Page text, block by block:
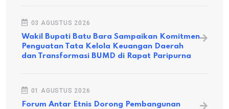
03 AGUSTUS 2026
Wakil Bupati Batu Bara Sampaikan Komitmen
Penguatan Tata Kelola Keuangan Daerah
dan Transformasi BUMD di Rapat Paripurna
01 AGUSTUS 2026
Forum Antar Etnis Dorong Pembangunan